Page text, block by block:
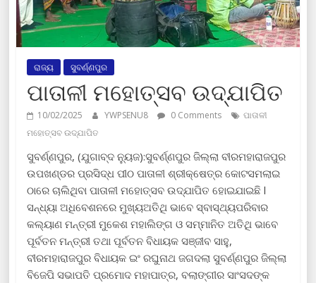
ରାଜ୍ୟ ସୁବର୍ଣ୍ଣପୁର
ପାତାଳୀ ମହୋତ୍ସବ ଉଦ୍‌ଯାପିତ
10/02/2025 YWPSENU8 0 Comments
ପାତାଳୀ
ମହୋତ୍ସବ ଉଦ୍‌ଯାପିତ
ସୁବର୍ଣ୍ଣପୁର, (ଯୁଗାବ୍ଦ ନ୍ୟୁଜ):ସୁବର୍ଣ୍ଣପୁର ଜିଲ୍ଲା ବୀରମହାରାଜପୁର
ଉପଖଣ୍ଡର ପ୍ରସିଦ୍ଧ ପୀଠ ପାତାଳୀ ଶ୍ରୀକ୍ଷେତ୍ର କୋଟସମଲାଇ
ଠାରେ ଚାଲିଥିବା ପାତାଳୀ ମହୋତ୍ସବ ଉଦ୍‌ଯାପିତ ହୋଇଯାଇଛି l
ସନ୍ଧ୍ୟା ଅଧିବେଶନରେ ମୁଖ୍ୟଅତିଥି ଭାବେ ସ୍ବାସ୍ଥ୍ୟପରିବାର
କଲ୍ୟାଣ ମନ୍ତ୍ରୀ ମୁକେଶ ମହାଲିଙ୍ଗ ଓ ସମ୍ମାନିତ ଅତିଥି ଭାବେ
ପୂର୍ବତନ ମନ୍ତ୍ରୀ ତଥା ପୂର୍ବତନ ବିଧାୟକ ସଞ୍ଜୀବ ସାହୁ,
ବୀରମହାରାଜପୁର ବିଧାୟକ ଇଂ ରଘୁନାଥ ଜଗଦଲା ସୁବର୍ଣ୍ଣପୁର ଜିଲ୍ଲା
ବିଜେପି ସଭାପତି ପ୍ରମୋଦ ମହାପାତ୍ର, ବଲାଙ୍ଗୀର ସାଂସଦଙ୍କ